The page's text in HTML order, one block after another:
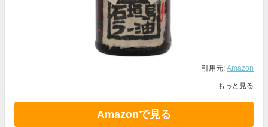
引用元: Amazon
もっと見る
Amazonで見る